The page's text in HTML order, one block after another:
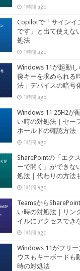
1時間 ago
Copilotで「サインイ
です」と出て使えな
処法
1時間 ago
Windows 11が起動し
復キーを求められる
法｜デバイスの暗号
1時間 ago
Windows 11 25H2が
い時の対処法｜セー
ホールドの確認方法
1時間 ago
SharePointの「エク
ーで開く」ができな
処法｜代わりの方法
1時間 ago
Teamsから
い時の対処法｜リン
イルにアクセスでき
1時間 ago
Windows 11がフリー
ウスもキーボードも
時の対処法